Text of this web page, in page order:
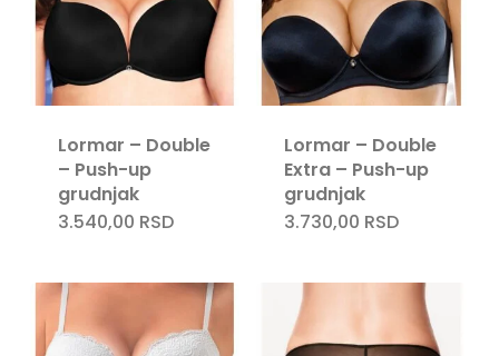
Lormar – Double
– Push-up
grudnjak
3.540,00 RSD
Lormar – Double
Extra – Push-up
grudnjak
3.730,00 RSD